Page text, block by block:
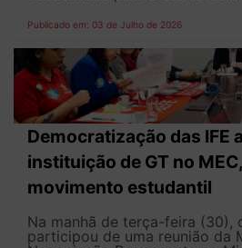
Publicado em: 03 de Julho de 2026
Democratização das IFE
instituição de GT no
movimento estudantil
Na manhã de terça-feira (30),
participou de uma reunião da